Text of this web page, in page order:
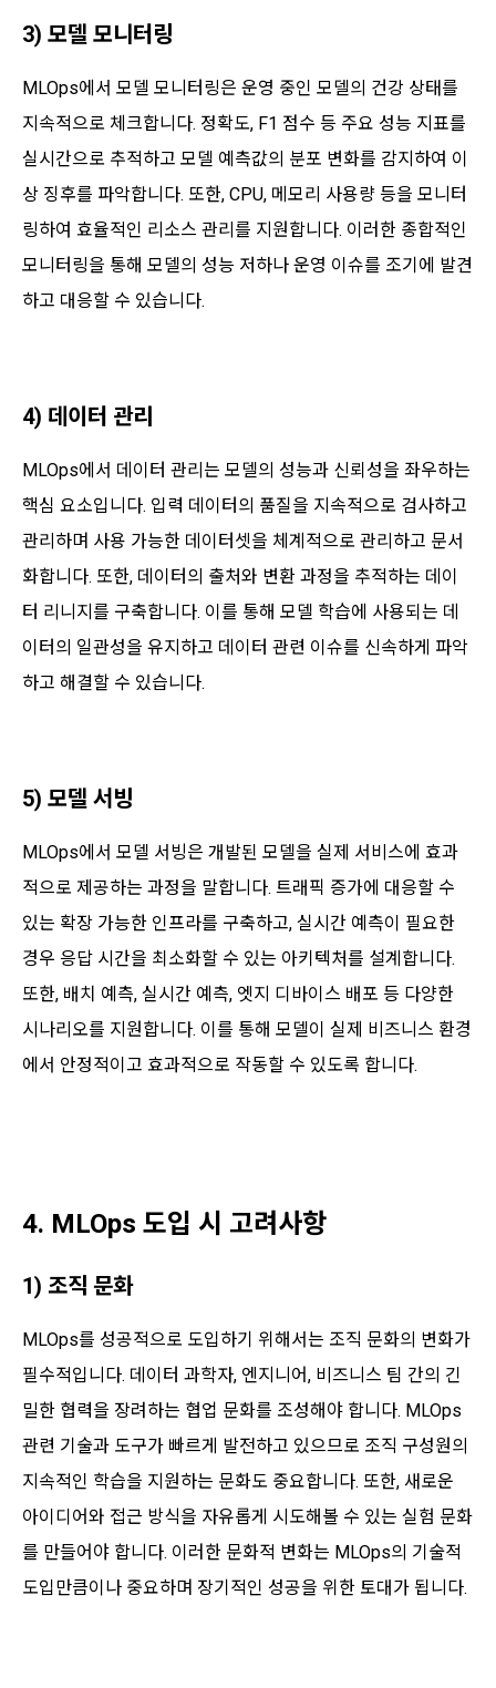
3) 모델 모니터링
MLOps에서 모델 모니터링은 운영 중인 모델의 건강 상태를
지속적으로 체크합니다. 정확도, F1 점수 등 주요 성능 지표를
실시간으로 추적하고 모델 예측값의 분포 변화를 감지하여 이
상 징후를 파악합니다. 또한, CPU, 메모리 사용량 등을 모니터
링하여 효율적인 리소스 관리를 지원합니다. 이러한 종합적인
모니터링을 통해 모델의 성능 저하나 운영 이슈를 조기에 발견
하고 대응할 수 있습니다.
4) 데이터 관리
MLOps에서 데이터 관리는 모델의 성능과 신뢰성을 좌우하는
핵심 요소입니다. 입력 데이터의 품질을 지속적으로 검사하고
관리하며 사용 가능한 데이터셋을 체계적으로 관리하고 문서
화합니다. 또한, 데이터의 출처와 변환 과정을 추적하는 데이
터 리니지를 구축합니다. 이를 통해 모델 학습에 사용되는 데
이터의 일관성을 유지하고 데이터 관련 이슈를 신속하게 파악
하고 해결할 수 있습니다.
5) 모델 서빙
MLOps에서 모델 서빙은 개발된 모델을 실제 서비스에 효과
적으로 제공하는 과정을 말합니다. 트래픽 증가에 대응할 수
있는 확장 가능한 인프라를 구축하고, 실시간 예측이 필요한
경우 응답 시간을 최소화할 수 있는 아키텍처를 설계합니다.
또한, 배치 예측, 실시간 예측, 엣지 디바이스 배포 등 다양한
시나리오를 지원합니다. 이를 통해 모델이 실제 비즈니스 환경
에서 안정적이고 효과적으로 작동할 수 있도록 합니다.
4. MLOps 도입 시 고려사항
1) 조직 문화
MLOps를 성공적으로 도입하기 위해서는 조직 문화의 변화가
필수적입니다. 데이터 과학자, 엔지니어, 비즈니스 팀 간의 긴
밀한 협력을 장려하는 협업 문화를 조성해야 합니다. MLOps
관련 기술과 도구가 빠르게 발전하고 있으므로 조직 구성원의
지속적인 학습을 지원하는 문화도 중요합니다. 또한, 새로운
아이디어와 접근 방식을 자유롭게 시도해볼 수 있는 실험 문화
를 만들어야 합니다. 이러한 문화적 변화는 MLOps의 기술적
도입만큼이나 중요하며 장기적인 성공을 위한 토대가 됩니다.